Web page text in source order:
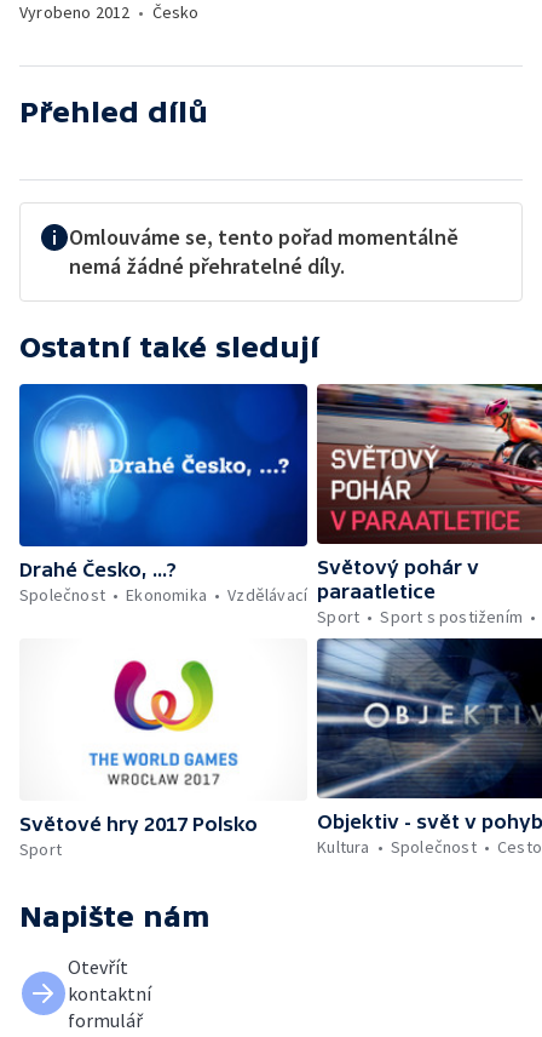
Vyrobeno 2012 • Česko
Přehled dílů
Omlouváme se, tento pořad momentálně
nemá žádné přehratelné díly.
Ostatní také sledují
Drahé Česko, ...?
Společnost
Ekonomika Vzdělávací
Světový pohár v
paraatletice
Sport
Sport s postižením
Světové hry 2017 Polsko
Sport
Objektiv - svět v
Kultura
Společnost
Napište nám
Otevřít
kontaktní
formulář